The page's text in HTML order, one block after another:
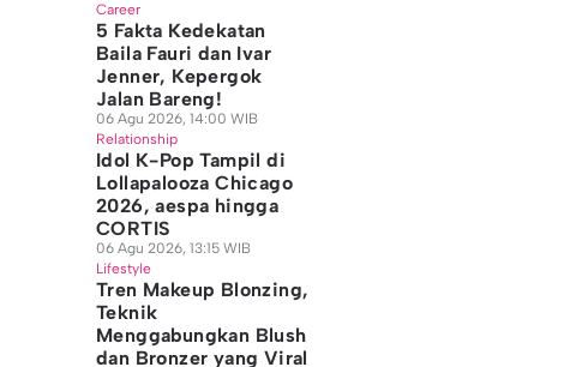
Career
5 Fakta Kedekatan
Baila Fauri dan Ivar
Jenner, Kepergok
Jalan Bareng!
06 Agu 2026, 14:00 WIB
Relationship
Idol K-Pop Tampil di
Lollapalooza Chicago
2026, aespa hingga
CORTIS
06 Agu 2026, 13:15 WIB
Lifestyle
Tren Makeup Blonzing,
Teknik
Menggabungkan Blush
dan Bronzer yang Viral